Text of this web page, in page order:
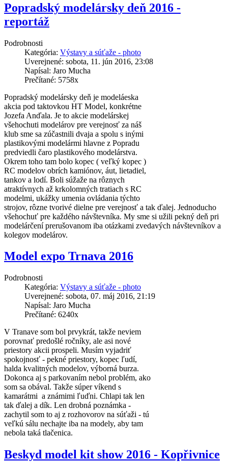
Popradský modelársky deň 2016 -
reportáž
Podrobnosti
Kategória: Výstavy a súťaže - photo
Uverejnené: sobota, 11. jún 2016, 23:08
Napísal: Jaro Mucha
Prečítané: 5758x
Popradský modelársky deň je modeláeska
akcia pod taktovkou HT Model, konkrétne
Jozefa Anďala. Je to akcie modelárskej
všehochuti modelárov pre verejnosť za náš
klub sme sa zúčastnili dvaja a spolu s inými
plastikovými modelármi hlavne z Popradu
predviedli čaro plastikového modelárstva.
Okrem toho tam bolo kopec ( veľký kopec )
RC modelov obrích kamiónov, áut, lietadiel,
tankov a lodí. Boli súžaže na rôznych
atraktívnych až krkolomných tratiach s RC
modelmi, ukážky umenia ovládania týchto
strojov, rôzne tvorivé dielne pre verejnosť a tak ďalej. Jednoducho
všehochuť pre každého návštevníka. My sme si užili pekný deň pri
modelárčení prerušovanom iba otázkami zvedavých návštevníkov a
kolegov modelárov.
Model expo Trnava 2016
Podrobnosti
Kategória: Výstavy a súťaže - photo
Uverejnené: sobota, 07. máj 2016, 21:19
Napísal: Jaro Mucha
Prečítané: 6240x
V Tranave som bol prvykrát, takže neviem
porovnať predošlé ročníky, ale asi nové
priestory akcii prospeli. Musím vyjadriť
spokojnosť - pekné priestory, kopec ľudí,
halda kvalitných modelov, výborná burza.
Dokonca aj s parkovaním nebol problém, ako
som sa obával. Takže súper víkend s
kamarátmi a známimi ľuďni. Chlapi tak len
tak ďalej a dík. Len drobná poznámka -
zachytil som to aj z rozhovorov na súťaži - tú
veľkú sálu nechajte iba na modely, aby tam
nebola taká tlačenica.
Beskyd model kit show 2016 - Kopřivnice